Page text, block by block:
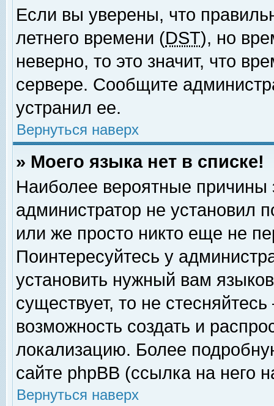
Если вы уверены, что
летнего времени (DST), но
неверно, то это значит, что
сервере. Сообщите
устранил ее.
Вернуться наверх
» Моего языка нет в списке!
Наиболее вероятные причины
администратор не установил
или же просто никто еще не
Поинтересуйтесь у
установить нужный вам
существует, то не
возможность создать и
локализацию. Более
сайте phpBB (ссылка на него
Вернуться наверх